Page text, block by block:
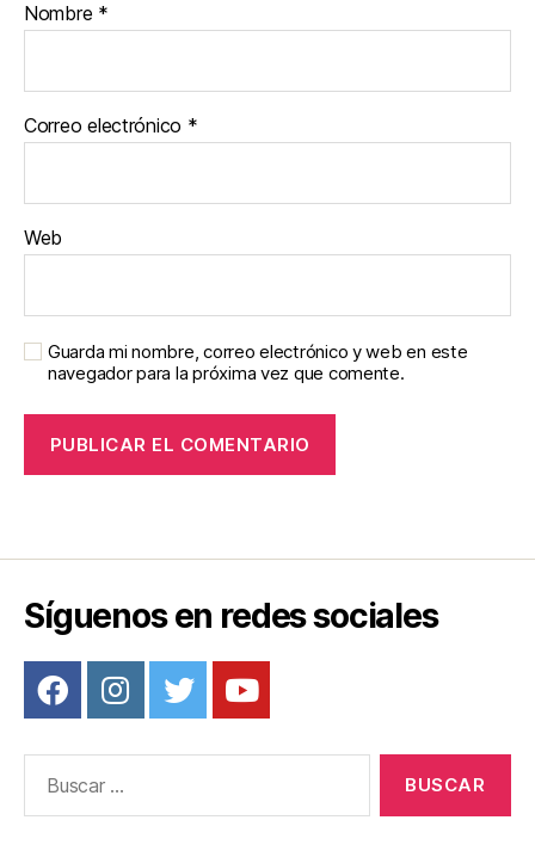
Nombre *
Correo electrónico *
Web
Guarda mi nombre, correo electrónico y web en este
navegador para la próxima vez que comente.
Síguenos en redes sociales